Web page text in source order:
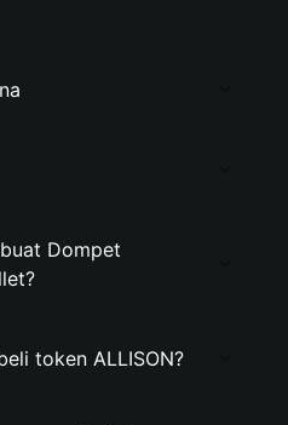
Dompet
token ALLISON?